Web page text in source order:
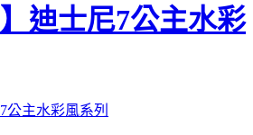
】迪士尼7公主水彩